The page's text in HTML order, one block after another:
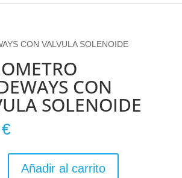
CON VALVULA SOLENOIDE
CON
SOLENOIDE
€
Añadir al carrito